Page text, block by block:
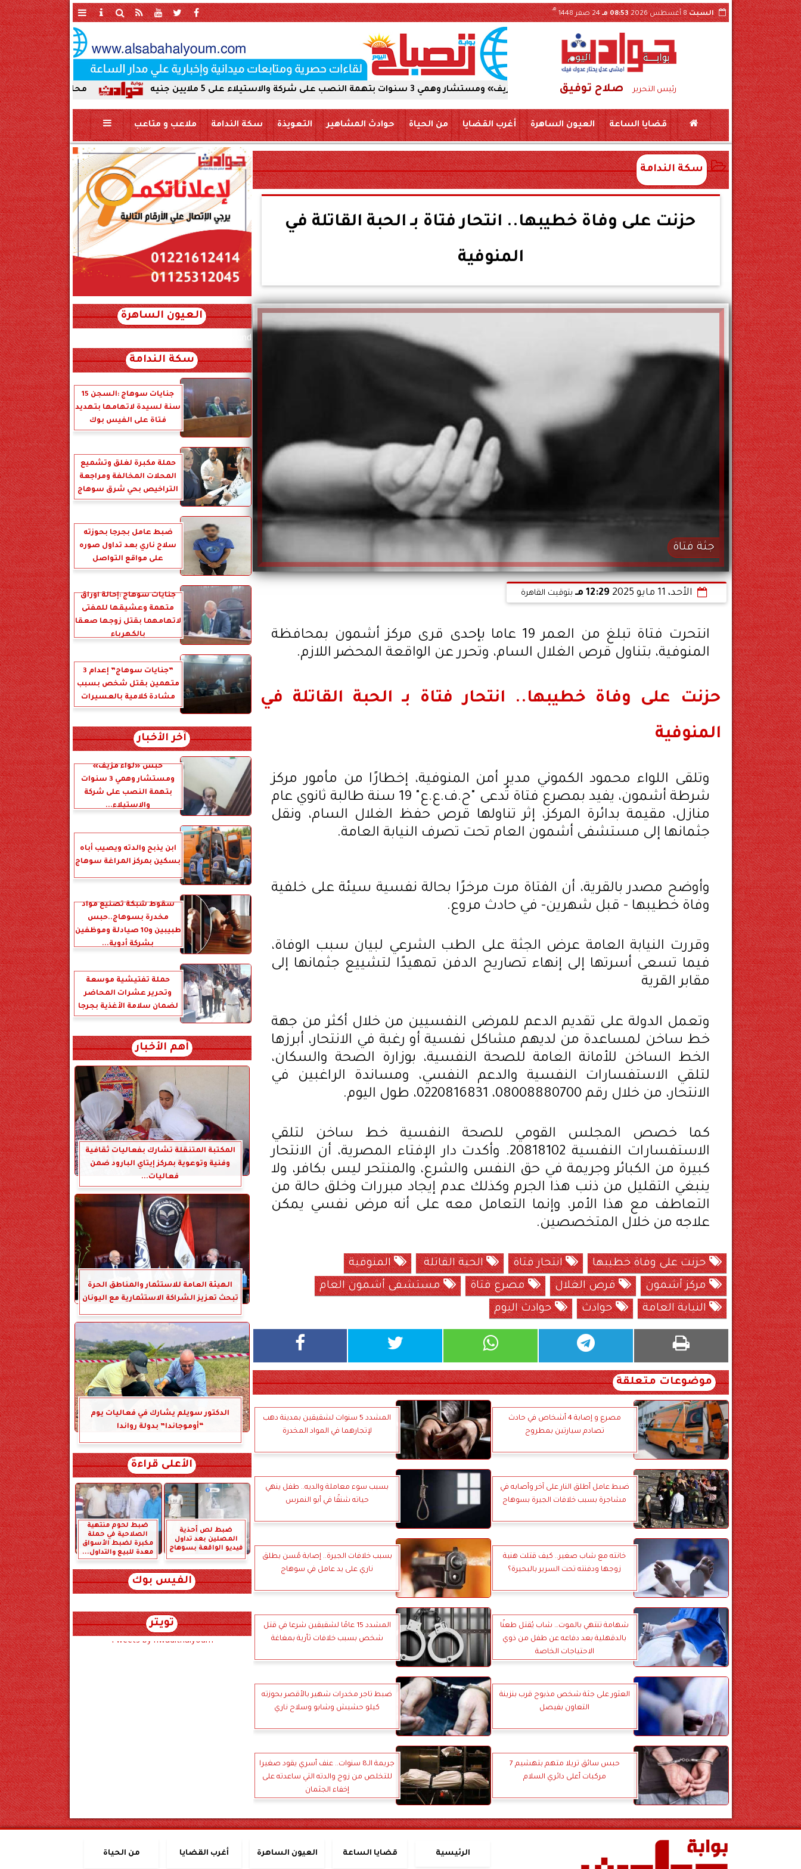
السبت8 أغسطس 2026 08:53 مـ 24 صفر 1448
هـ
رئيس التحرير صلاح توفيق محافظ سوهاج يحيل واقعة ردم حبس «لواء مزيف» ومستشار وهمي 3 سنوات بتهمة النصب على شركة والاستيلاء على 5 ملايين جنيه بمركز المراغة سوهاج
قضايا الساعة العيون الساهرة أغرب القضايا من الحياة حوادث المشاهير التعويذة سكة الندامة ملاعب و متاعب
سكة الندامة
حزنت على وفاة خطيبها.. انتحار فتاة بـ الحبة القاتلة في
المنوفية
جثة فتاة
الأحد، 11 مايو 2025 12:29 مـ بتوقيت القاهرة
انتحرت فتاة تبلغ من العمر 19 عاما بإحدى قرى مركز أشمون بمحافظة
المنوفية، بتناول قرص الغلال السام، وتحرر عن الواقعة المحضر اللازم.
حزنت على وفاة خطيبها.. انتحار فتاة بـ الحبة القاتلة في
المنوفية
وتلقى اللواء محمود الكموني مدير أمن المنوفية، إخطارًا من مأمور مركز
شرطة أشمون، يفيد بمصرع فتاة تُدعى "ح.ف.ع.ع" 19 سنة طالبة ثانوي عام
منازل، مقيمة بدائرة المركز، إثر تناولها قرص حفظ الغلال السام، ونقل
جثمانها إلى مستشفى أشمون العام تحت تصرف النيابة العامة.
وأوضح مصدر بالقرية، أن الفتاة مرت مرخرًا بحالة نفسية سيئة على خلفية
وفاة خطيبها - قبل شهرين- في حادث مروع.
وقررت النيابة العامة عرض الجثة على الطب الشرعي لبيان سبب الوفاة،
فيما تسعى أسرتها إلى إنهاء تصاريح الدفن تمهيدًا لتشييع جثمانها إلى
مقابر القرية
وتعمل الدولة على تقديم الدعم للمرضى النفسيين من خلال أكثر من جهة
خط ساخن لمساعدة من لديهم مشاكل نفسية أو رغبة في الانتحار، أبرزها
الخط الساخن للأمانة العامة للصحة النفسية، بوزارة الصحة والسكان،
لتلقي الاستفسارات النفسية والدعم النفسي، ومساندة الراغبين في
الانتحار، من خلال رقم 08008880700، 0220816831، طول اليوم.
كما خصص المجلس القومي للصحة النفسية خط ساخن لتلقي
الاستفسارات النفسية 20818102. وأكدت دار الإفتاء المصرية، أن الانتحار
كبيرة من الكبائر وجريمة في حق النفس والشرع، والمنتحر ليس بكافر، ولا
ينبغي التقليل من ذنب هذا الجرم وكذلك عدم إيجاد مبررات وخلق حالة من
التعاطف مع هذا الأمر، وإنما التعامل معه على أنه مرض نفسي يمكن
علاجه من خلال المتخصصين.
حزنت على وفاة خطيبها انتحار فتاة الحبة القاتلة
المنوفية
مركز أشمون
قرص الغلال مصرع فتاة
مستشفى أشمون العام
النيابة العامة
حوادث حوادث اليوم
موضوعات متعلقة
مصرع و إصابة 4 أشخاص في حادث
تصادم سيارتين بمطروح
المشدد 5 سنوات لشقيقين بمدينة دهب
لإتجارهما في المواد المخدرة
ضبط عامل أطلق النار على آخر وأصابه في
مشاجرة بسبب خلافات الجيرة بسوهاج
بسبب سوء معاملة والديه.. طفل ينهي
حياته شنقًا في أبو النمرس
خانته مع شاب صغير.. كيف قتلت هنية
زوجها ودفنته تحت السرير بالبحيرة؟
بسبب خلافات الجيرة.. إصابة مُسن بطلق
ناري على يد عامل في سوهاج
شهامة تنتهي بالموت… شاب يُقتل طعنًا
بالدقهلية بعد دفاعه عن طفل من ذوي
الاحتياجات الخاصة
المشدد 15 عامًا لشقيقين شرعا في قتل
شخص بسبب خلافات ثأرية بمغاغة
العثور على جثة شخص مذبوح قرب بنزينة
التعاون بفيصل
ضبط تاجر مخدرات شهير بالأقصر بحوزته
كيلو حشيش وشابو وسلاح ناري
حبس سائق تريلا متهم بتهشيم 7
مركبات أعلى دائري السلام
جريمة الـ8 سنوات.. عنف أسري يقود صغيرا
للتخلص من زوج والدته التي ساعدته على
إخفاء الجثمان
العيون الساهرة
xml_json/rss/~12.xml x0n not found
سكة الندامة
جنايات سوهاج :السجن 15
سنة لسيدة لاتهامها بتهديد
فتاة على الفيس بوك
حملة مكبرة لغلق وتشميع
المحلات المخالفة ومراجعة
التراخيص بحي شرق سوهاج
ضبط عامل بجرجا بحوزته
سلاح ناري بعد تداول صوره
على مواقع التواصل
جنايات سوهاج :إحالة أوراق
متهمة وعشيقها للمفتى
لاتهامهما بقتل زوجها صعقا
بالكهرباء
”جنايات سوهاج” إعدام 3
متهمين بقتل شخص بسبب
مشادة كلامية بالعسيرات
آخر الأخبار
حبس «لواء مزيف»
ومستشار وهمي 3 سنوات
بتهمة النصب على شركة
والاستيلاء...
ابن يذبح والدته ويصيب أباه
بسكين بمركز المراغة سوهاج
سقوط شبكة تصنيع مواد
مخدرة بسوهاج..حبس
طبيبين و10 صيادلة وموظفين
بشركة أدوية...
حملة تفتيشية موسعة
وتحرير عشرات المحاضر
لضمان سلامة الأغذية بجرجا
أهم الأخبار
المكتبة المتنقلة تشارك بفعاليات ثقافية
وفنية وتوعوية بمركز إيتاي البارود ضمن
فعاليات...
الهيئة العامة للاستثمار والمناطق الحرة
تبحث تعزيز الشراكة الاستثمارية مع اليونان
الدكتور سويلم يشارك في فعاليات يوم
“أوموجاندا” بدولة رواندا
الأعلى قراءة
ضبط لص أحذية
المصلين بعد تداول
فيديو الواقعة بسوهاج
ضبط لحوم منتهية
الصلاحية في حملة
مكبرة لضبط الأسواق
معدة للبيع والتداول...
الفيس بوك
تويتر
Tweets by hwadithalyoum
الرئيسية قضايا الساعة العيون الساهرة أغرب القضايا من الحياة